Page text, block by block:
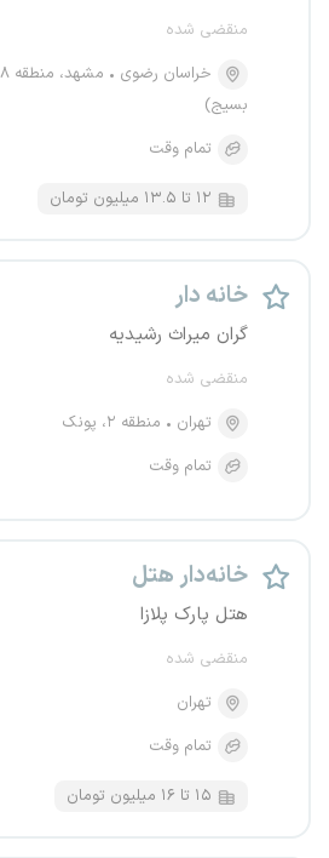
منقضی شده
خراسان رضوی
بسیج)
تمام وقت
۱۲ تا ۱۳.۵ میلیون تومان
خانه دار
گران میراث رشیدیه
منقضی شده
تهران
منطقه ۲، پونک
تمام وقت
خانه‌دار هتل
هتل پارک پلازا
منقضی شده
تهران
تمام وقت
۱۵ تا ۱۶ میلیون تومان